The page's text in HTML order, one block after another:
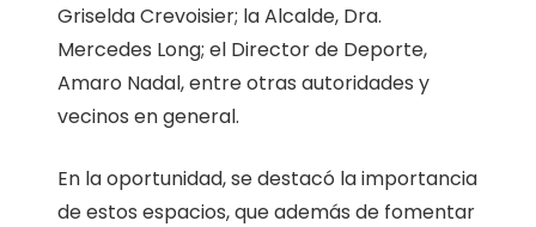
Griselda Crevoisier; la Alcalde, Dra.
Mercedes Long; el Director de Deporte,
Amaro Nadal, entre otras autoridades y
vecinos en general.
En la oportunidad, se destacó la importancia
de estos espacios, que además de fomentar